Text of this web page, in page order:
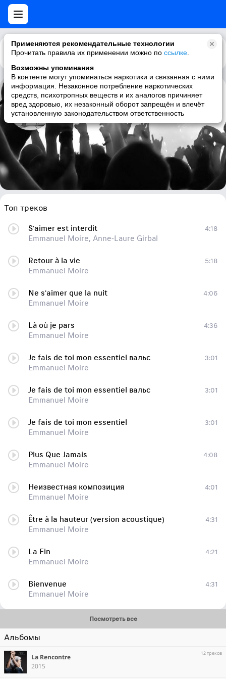
Применяются рекомендательные технологии
Прочитать правила их применении можно по ссылке
Возможны упоминания
В контенте могут упоминаться наркотики и связанная с ними
информация. Незаконное потребление наркотических
средств, психотропных веществ и их аналогов причиняет
вред здоровью, их незаконный оборот запрещён и влечёт
установленную законодательством ответственность
Каталог Рекомендации
Emmanuel Moire
french, pop, francais
Топ треков
S'aimer est interdit
Emmanuel Moire, Anne-Laure Girbal
4:18
Retour à la vie
Emmanuel Moire
5:18
Ne s'aimer que la nuit
Emmanuel Moire
4:06
Là où je pars
Emmanuel Moire
4:36
Je fais de toi mon essentiel вальс
Emmanuel Moire
3:01
Je fais de toi mon essentiel вальс
Emmanuel Moire
3:01
Je fais de toi mon essentiel
Emmanuel Moire
3:01
Plus Que Jamais
Emmanuel Moire
4:08
Неизвестная композиция
Emmanuel Moire
4:01
Être à la hauteur (version acoustique)
Emmanuel Moire
4:31
La Fin
Emmanuel Moire
4:21
Bienvenue
Emmanuel Moire
4:31
Посмотреть все
Альбомы
La Rencontre
2015
12 треков